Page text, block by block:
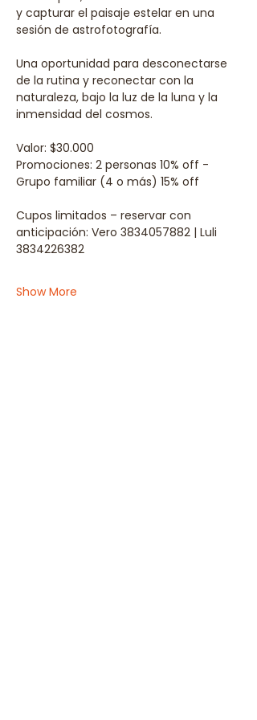
y capturar el paisaje estelar en una
sesión de astrofotografía.
Una oportunidad para desconectarse
de la rutina y reconectar con la
naturaleza, bajo la luz de la luna y la
inmensidad del cosmos.
Valor: $30.000
Promociones: 2 personas 10% off -
Grupo familiar (4 o más) 15% off
Cupos limitados – reservar con
anticipación: Vero 3834057882 | Luli
3834226382
Show More